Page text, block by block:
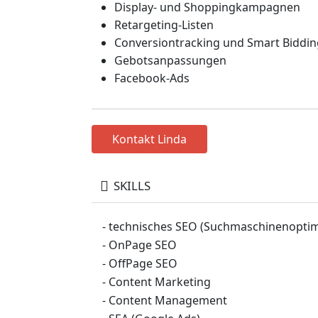
Display- und Shoppingkampagnen
Retargeting-Listen
Conversiontracking und Smart
Gebotsanpassungen
Facebook-Ads
Kontakt Linda
SKILLS
- technisches SEO
- OnPage SEO
- OffPage SEO
- Content Marketing
- Content Management